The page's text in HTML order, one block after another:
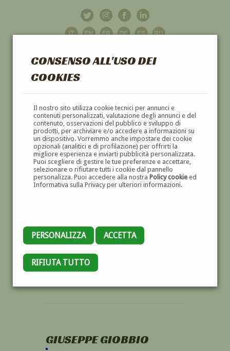
CONSENSO ALL'USO DEI
COOKIES
Il nostro sito utilizza cookie tecnici per annunci e
contenuti personalizzati, valutazione degli annunci e del
contenuto, osservazioni del pubblico e sviluppo di
prodotti, per archiviare e/o accedere a informazioni su
un dispositivo. Vorremmo anche impostare dei cookie
opzionali (analitici e di profilazione) per offrirti la
migliore esperienza e inviarti pubblicità personalizzata.
Puoi scegliere di gestire le tue preferenze e accettare,
selezionare o rifiutare tutti i cookie dal pannello
personalizza. Puoi accedere alla nostra Policy cookieed
Informativa sulla Privacy per ulteriori informazioni.
PERSONALIZZA ACCETTA
RIFIUTA TUTTO
GALLERIAD'ARTE
DIPINTI E SCULTURE '800 E '900
GIUSEPPE GIOBBIO